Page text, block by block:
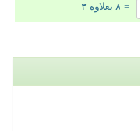
= ۸ بعلاوه ۳